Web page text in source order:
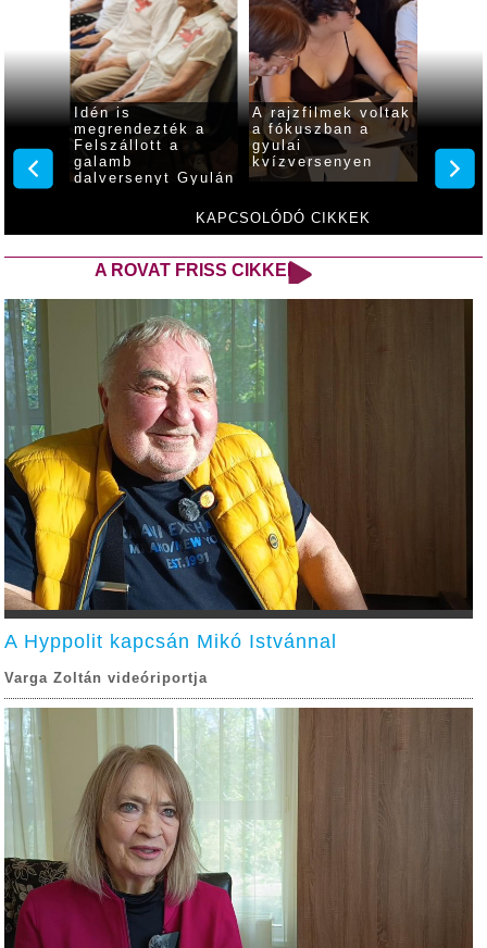
KAPCSOLÓDÓ CIKKEK
Idén is
megrendezték a
Felszállott a
galamb
dalversenyt Gyulán
A rajzfilmek voltak
a fókuszban a
gyulai
kvízversenyen
A ROVAT FRISS CIKKEI
A Hyppolit kapcsán Mikó Istvánnal
Varga Zoltán videóriportja